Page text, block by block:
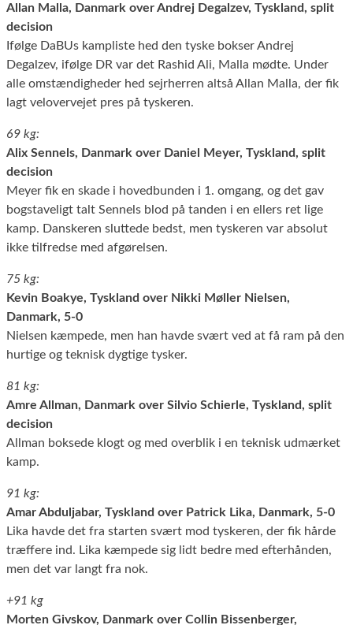
Allan Malla, Danmark over Andrej Degalzev, Tyskland, split
decision
Ifølge DaBUs kampliste hed den tyske bokser Andrej
Degalzev, ifølge DR var det Rashid Ali, Malla mødte. Under
alle omstændigheder hed sejrherren altså Allan Malla, der fik
lagt velovervejet pres på tyskeren.
69 kg:
Alix Sennels, Danmark over Daniel Meyer, Tyskland, split
decision
Meyer fik en skade i hovedbunden i 1. omgang, og det gav
bogstaveligt talt Sennels blod på tanden i en ellers ret lige
kamp. Danskeren sluttede bedst, men tyskeren var absolut
ikke tilfredse med afgørelsen.
75 kg:
Kevin Boakye, Tyskland over Nikki Møller Nielsen,
Danmark, 5-0
Nielsen kæmpede, men han havde svært ved at få ram på den
hurtige og teknisk dygtige tysker.
81 kg:
Amre Allman, Danmark over Silvio Schierle, Tyskland, split
decision
Allman boksede klogt og med overblik i en teknisk udmærket
kamp.
91 kg:
Amar Abduljabar, Tyskland over Patrick Lika, Danmark, 5-0
Lika havde det fra starten svært mod tyskeren, der fik hårde
træffere ind. Lika kæmpede sig lidt bedre med efterhånden,
men det var langt fra nok.
+91 kg
Morten Givskov, Danmark over Collin Bissenberger,